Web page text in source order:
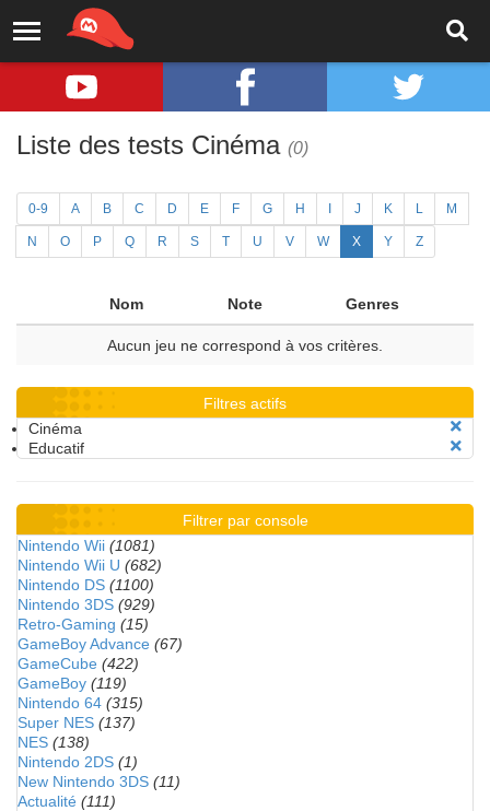
Liste des tests Cinéma (0)
0-9 A B C D E F G H J K L M
N O P Q R S T U V W X Y Z
Nom Note Genres
Aucun jeu ne correspond à vos critères.
Filtres actifs
Cinéma
Educatif
Filtrer par console
Nintendo Wii (1081)
Nintendo Wii U (682)
Nintendo DS (1100)
Nintendo 3DS (929)
Retro-Gaming (15)
GameBoy Advance (67)
GameCube (422)
GameBoy (119)
Nintendo 64 (315)
Super NES (137)
NES (138)
Nintendo 2DS (1)
New Nintendo 3DS (11)
Actualité (111)